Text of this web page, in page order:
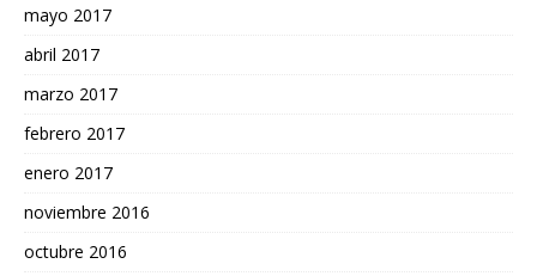
mayo 2017
abril 2017
marzo 2017
febrero 2017
enero 2017
noviembre 2016
octubre 2016